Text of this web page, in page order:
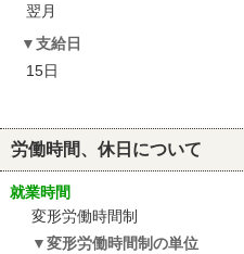
翌月
支給日
15日
労働時間、休日について
就業時間
変形労働時間制
変形労働時間制の単位